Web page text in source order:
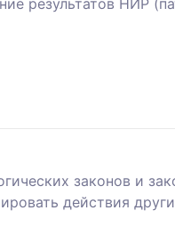
результатов НИР
законов и
действия